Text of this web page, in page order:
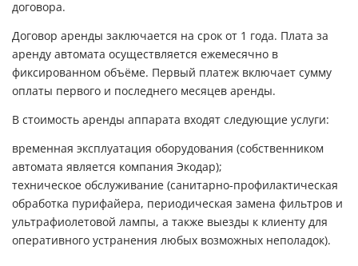
договора.
Договор аренды заключается на срок от 1 года. Плата за
аренду автомата осуществляется ежемесячно в
фиксированном объёме. Первый платеж включает сумму
оплаты первого и последнего месяцев аренды.
В стоимость аренды аппарата входят следующие услуги:
временная эксплуатация оборудования (собственником
автомата является компания Экодар);
техническое обслуживание (санитарно-профилактическая
обработка пурифайера, периодическая замена фильтров и
ультрафиолетовой лампы, а также выезды к клиенту для
оперативного устранения любых возможных неполадок).